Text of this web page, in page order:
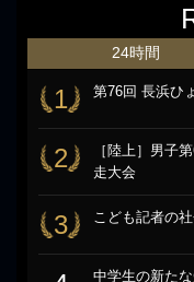
24時間
1 第76回 長浜ひ
2
［陸上］男子
走大会
3 こども記者の
中学生の新た